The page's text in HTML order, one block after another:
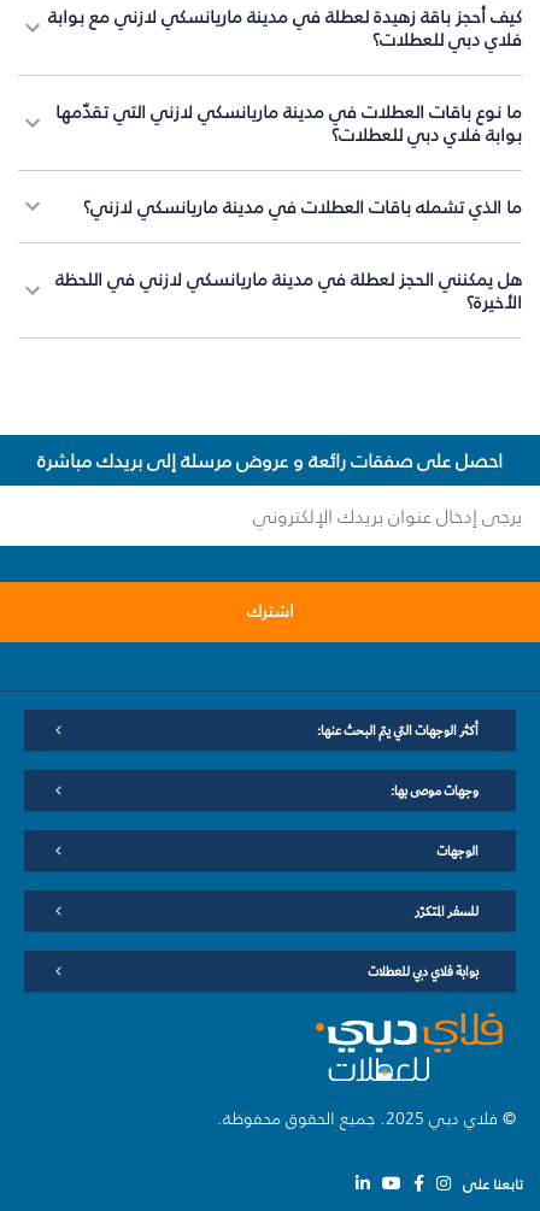
كيف أحجز باقة زهيدة لعطلة في مدينة ماريانسكي لازني مع بوابة
فلاي دبي للعطلات؟
ما نوع باقات العطلات في مدينة ماريانسكي لازني التي تقدّمها
بوابة فلاي دبي للعطلات؟
ما الذي تشمله باقات العطلات في مدينة ماريانسكي لازني؟
هل يمكنني الحجز لعطلة في مدينة ماريانسكي لازني في اللحظة
الأخيرة؟
احصل على صفقات رائعة و عروض مرسلة إلى بريدك مباشرة
اشترك
أكثر الوجهات التي يتم البحث عنها:
وجهات موصى بها:
الوجهات
للسفر المتكرّر
بوابة فلاي دبي للعطلات
© فلاي دبي 2025. جميع الحقوق محفوظة.
تابعنا على